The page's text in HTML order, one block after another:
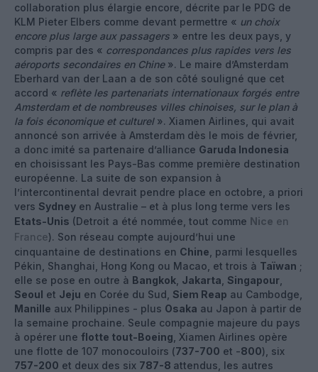
collaboration plus élargie encore, décrite par le PDG de
KLM Pieter Elbers comme devant permettre « un choix
encore plus large aux passagers » entre les deux pays, y
compris par des « correspondances plus rapides vers les
aéroports secondaires en Chine». Le maire d’Amsterdam
Eberhard van der Laan a de son côté souligné que cet
accord « reflète les partenariats internationaux forgés entre
Amsterdam et de nombreuses villes chinoises, sur le plan à
la fois économique et culturel». Xiamen Airlines, qui avait
annoncé son arrivée à Amsterdam dès le mois de février,
a donc imité sa partenaire d’alliance Garuda Indonesia
en choisissant les Pays-Bas comme première destination
européenne. La suite de son expansion à
l’intercontinental devrait pendre place en octobre, a priori
vers Sydney en Australie – et à plus long terme vers les
Etats-Unis (Detroit a été nommée, tout comme Nice en
France). Son réseau compte aujourd’hui une
cinquantaine de destinations en Chine , parmi lesquelles
Pékin, Shanghai, Hong Kong ou Macao, et trois à Taïwan ;
elle se pose en outre à Bangkok Jakarta Singapour
Seoul et Jeju en Corée du Sud, Siem Reap au Cambodge,
Manille aux Philippines - plus Osaka au Japon à partir de
la semaine prochaine. Seule compagnie majeure du pays
à opérer une flotte tout-Boeing , Xiamen Airlines opère
une flotte de 107 monocouloirs (737-700 et -800), six
757-200 et deux des six 787-8 attendus, les autres